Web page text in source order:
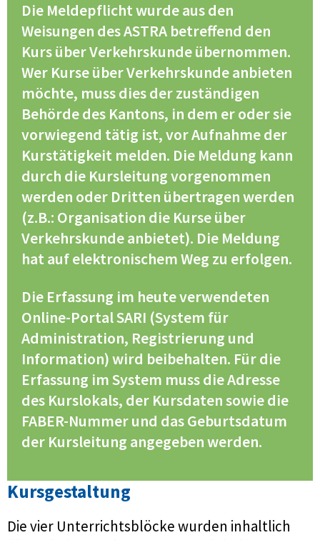
Die Meldepflicht wurde aus den
Weisungen des ASTRA betreffend den
Kurs über Verkehrskunde übernommen.
Wer Kurse über Verkehrskunde anbieten
möchte, muss dies der zuständigen
Behörde des Kantons, in dem er oder sie
vorwiegend tätig ist, vor Aufnahme der
Kurstätigkeit melden. Die Meldung kann
durch die Kursleitung vorgenommen
werden oder Dritten übertragen werden
(z.B.: Organisation die Kurse über
Verkehrskunde anbietet). Die Meldung
hat auf elektronischem Weg zu erfolgen.
Die Erfassung im heute verwendeten
Online-Portal SARI (System für
Administration, Registrierung und
Information) wird beibehalten. Für die
Erfassung im System muss die Adresse
des Kurslokals, der Kursdaten sowie die
FABER-Nummer und das Geburtsdatum
der Kursleitung angegeben werden.
Kursgestaltung
Die vier Unterrichtsblöcke wurden inhaltlich